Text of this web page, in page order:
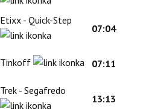
Etixx - Quick-Step
07:04
Tinkoff 07:11
Trek - Segafredo
13:13